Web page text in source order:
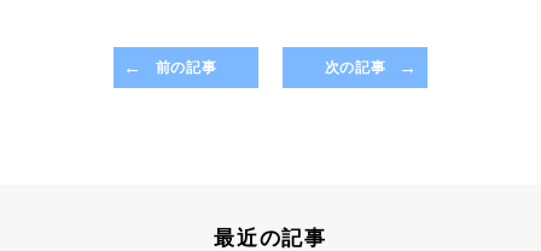
前の記事 次の記事
最近の記事